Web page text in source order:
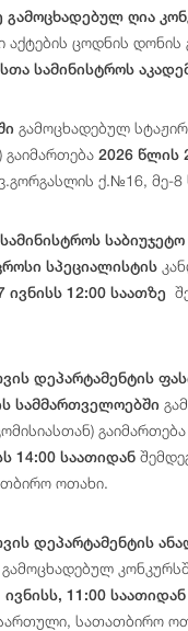
გამოცხადებულ ღია
აქტების ცოდნის დონის
სამინისტროს
გამოცხადებულ
გაიმართება 2026 წლის
ქ.№16,
სპეციალისტის
ივნისს 12:00 საათზე
დეპარტამენტის
სამმართველოებში
გაიმართება
14:00 საათიდან
ოთახი.
დეპარტამენტის
11:00 საათიდან
სათათბირო